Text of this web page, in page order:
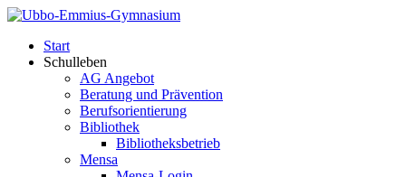
Start
Schulleben
AG Angebot
Beratung und Prävention
Berufsorientierung
Bibliothek
Bibliotheksbetrieb
Mensa